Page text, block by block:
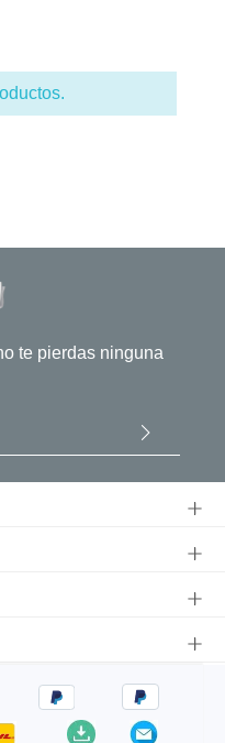
te pierdas ninguna